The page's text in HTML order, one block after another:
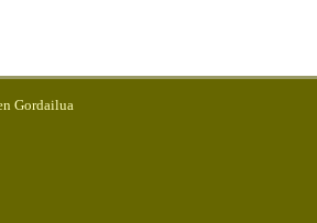
Gordailua